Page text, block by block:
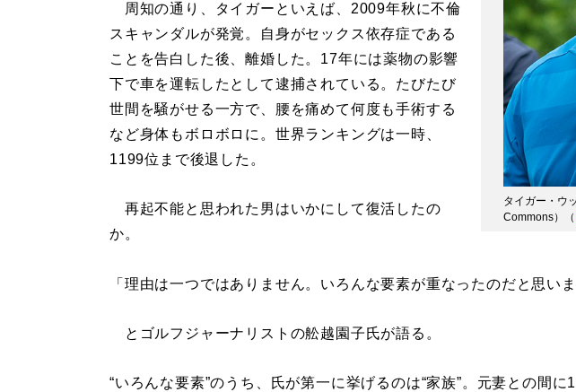
タイガー・ウ
Commons）（
周知の通り、タイガーといえば、2009年秋に不倫
スキャンダルが発覚。自身がセックス依存症である
ことを告白した後、離婚した。17年には薬物の影響
下で車を運転したとして逮捕されている。たびたび
世間を騒がせる一方で、腰を痛めて何度も手術する
など身体もボロボロに。世界ランキングは一時、
1199位まで後退した。
再起不能と思われた男はいかにして復活したの
か。
「理由は一つではありません。いろんな要素が重なったのだと思いま
とゴルフジャーナリストの舩越園子氏が語る。
“いろんな要素”のうち、氏が第一に挙げるのは“家族”。元妻との間